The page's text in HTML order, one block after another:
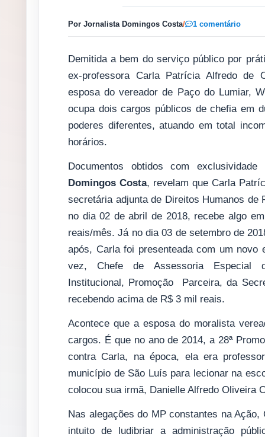
Por Jornalista Domingos Costa/ 1 comentário
Demitida a bem do serviço público por
ex-professora Carla Patrícia Alfredo de
esposa do vereador de Paço do Lumiar,
ocupa dois cargos públicos de chefia em
poderes diferentes, atuando em total
horários.
Documentos obtidos com
Domingos Costa, revelam que Carla
secretária adjunta de Direitos Humanos de
no dia 02 de abril de 2018, recebe algo
reais/mês. Já no dia 03 de setembro de
após, Carla foi presenteada com um novo
vez, Chefe de Assessoria Especial
Institucional, Promoção Parceira, da
recebendo acima de R$ 3 mil reais.
Acontece que a esposa do moralista
cargos. É que no ano de 2014, a 28ª
contra Carla, na época, ela era
município de São Luís para lecionar na
colocou sua irmã, Danielle Alfredo Oliveira
Nas alegações do MP constantes na
intuito de ludibriar a administração